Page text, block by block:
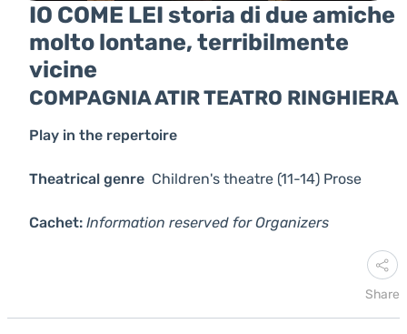
IO COME LEI storia di due amiche
molto lontane, terribilmente
vicine
COMPAGNIA ATIR TEATRO RINGHIERA
Play in the repertoire
Theatrical genre Children's theatre (11-14) Prose
Cachet: Information reserved for Organizers
Share